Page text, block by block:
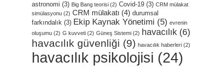
astronomi (3) Big Bang teorisi (2) Covid-19 (3) CRM mülakat
simülasyonu (2) CRM mülakatı (4) durumsal
farkındalık (3) Ekip Kaynak Yönetimi (5) evrenin
oluşumu (2) G kuvveti (2) Güneş Sistemi (2) havacılık (6)
havacılık güvenliği (9) havacılık haberleri (2)
havacılık psikolojisi (24)